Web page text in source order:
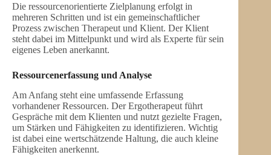
Die ressourcenorientierte Zielplanung erfolgt in
mehreren Schritten und ist ein gemeinschaftlicher
Prozess zwischen Therapeut und Klient. Der Klient
steht dabei im Mittelpunkt und wird als Experte für sein
eigenes Leben anerkannt.
Ressourcenerfassung und Analyse
Am Anfang steht eine umfassende Erfassung
vorhandener Ressourcen. Der Ergotherapeut führt
Gespräche mit dem Klienten und nutzt gezielte Fragen,
um Stärken und Fähigkeiten zu identifizieren. Wichtig
ist dabei eine wertschätzende Haltung, die auch kleine
Fähigkeiten anerkennt.